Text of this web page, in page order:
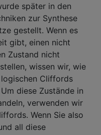
später in den
zur Synthese
gestellt. Wenn es
gibt, einen nicht
Zustand nicht
wissen wir, wie
Cliffords
diese Zustände in
verwenden wir
Wenn Sie also
all diese